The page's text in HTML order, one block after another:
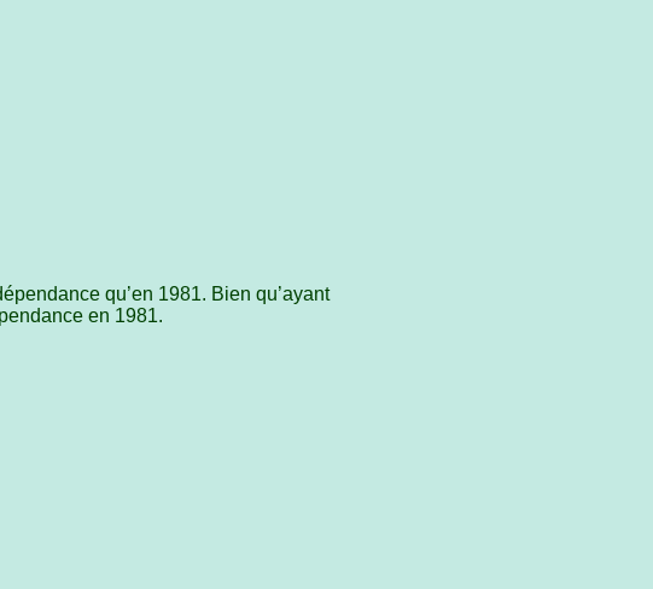
qu’en 1981. Bien qu’ayant
en 1981.